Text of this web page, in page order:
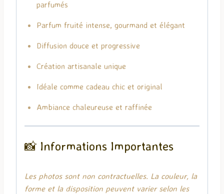
parfumés
Parfum fruité intense, gourmand et élégant
Diffusion douce et progressive
Création artisanale unique
Idéale comme cadeau chic et original
Ambiance chaleureuse et raffinée
📸 Informations Importantes
Les photos sont non contractuelles. La couleur, la
forme et la disposition peuvent varier selon les